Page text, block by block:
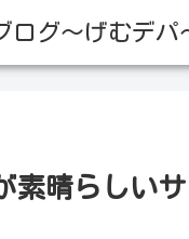
ログ～げむデパ
素晴らしい